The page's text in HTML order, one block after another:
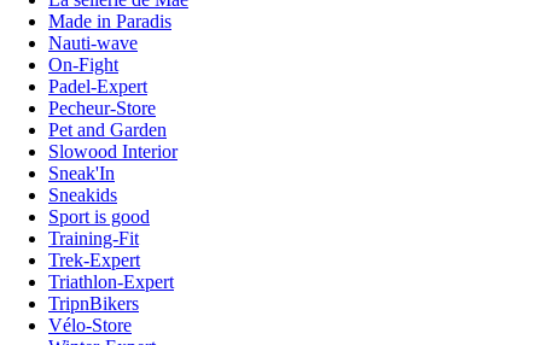
Made in Paradis
Nauti-wave
On-Fight
Padel-Expert
Pecheur-Store
Pet and Garden
Slowood Interior
Sneak'In
Sneakids
Sport is good
Training-Fit
Trek-Expert
Triathlon-Expert
TripnBikers
Vélo-Store